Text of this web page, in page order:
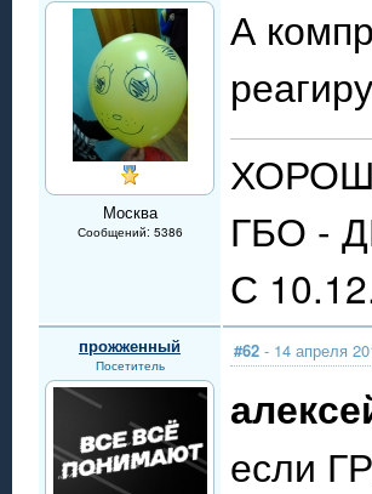
Москва
Сообщений: 5386
А
ГБО -
С
прожженный
Посетитель
#62 - 14 апреля
если